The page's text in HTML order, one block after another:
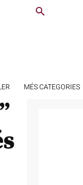
MÉS CATEGORIES